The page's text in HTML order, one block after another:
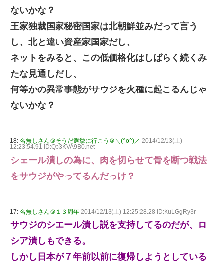
ないかな？
王家独裁国家秘密国家は北朝鮮並みだって言う
し、北と違い資産家国家だし、
ネットをみると、この低価格化はしばらく続くみ
たな見通しだし、
何等かの異常事態がサウジを火種に起こるんじゃ
ないかな？
18: 名無しさん＠そうだ選挙に行こう＠＼(^o^)／ 2014/12/13(土)
12:23:54.91 ID:Qb3KVA9B0.net
シェール潰しの為に、肉を切らせて骨を断つ戦法
をサウジがやってるんだっけ？
17: 名無しさん＠１３周年 2014/12/13(土) 12:25:28.28 ID:KuLGgRy3r
サウジのシエール潰し説を支持してるのだが、ロ
シア潰しもできる。
しかし日本が７年前以前に復帰しようとしている